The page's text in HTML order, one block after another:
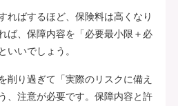
ればするほど、保険料は高くなり
ば、保障内容を「必要最小限＋必
いいでしょう。
削り過ぎて「実際のリスクに備え
、注意が必要です。保障内容と許